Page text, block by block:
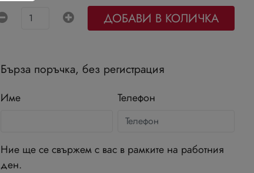
ДОБАВИ В КОЛИЧКА
Бърза поръчка, без регистрация
Име Телефон
Ние ще се свържем с вас в рамките на работния
ден.